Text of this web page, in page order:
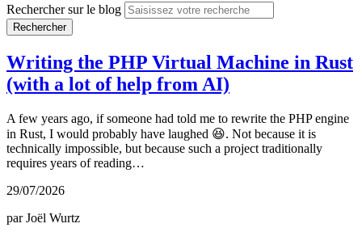
Rechercher sur le blog
Rechercher
Writing the PHP Virtual Machine in Rust
(with a lot of help from AI)
A few years ago, if someone had told me to rewrite the PHP engine
in Rust, I would probably have laughed 😆. Not because it is
technically impossible, but because such a project traditionally
requires years of reading…
29/07/2026
par Joël Wurtz